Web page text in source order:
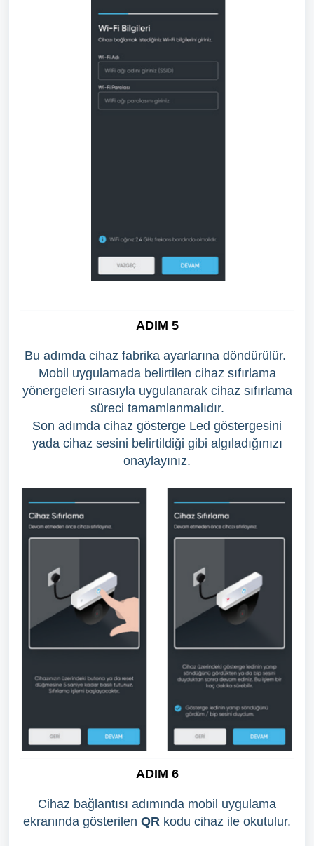
ADIM 5
Bu adımda cihaz fabrika ayarlarına döndürülür.
Mobil uygulamada belirtilen cihaz sıfırlama
yönergeleri sırasıyla uygulanarak cihaz sıfırlama
süreci tamamlanmalıdır.
Son adımda cihaz gösterge Led göstergesini
yada cihaz sesini belirtildiği gibi algıladığınızı
onaylayınız.
ADIM 6
Cihaz bağlantısı adımında mobil uygulama
ekranında gösterilen QR kodu cihaz ile okutulur.